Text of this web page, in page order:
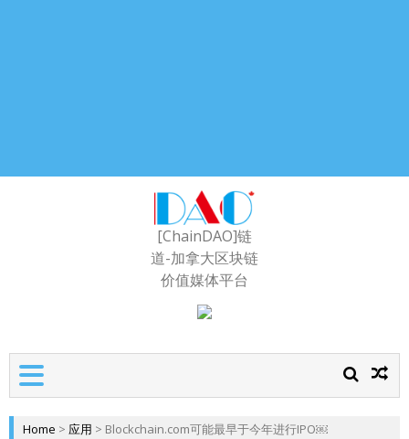
[ChainDAO]链
道-加拿大区块链
价值媒体平台
Home > 应用 > Blockchain.com可能最早于今年进行IPO￼